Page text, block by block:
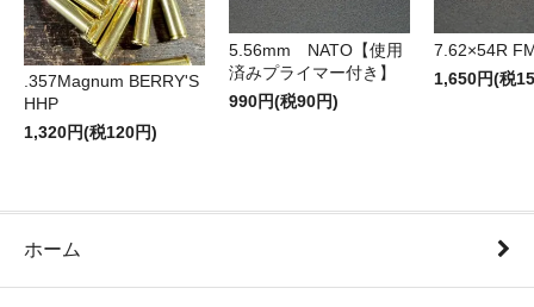
.357Magnum BERRY'S
HHP
1,320円(税120円)
5.56mm NATO【使用
済みプライマー付き】
990円(税90円)
7.62×54R
1,650円(税
ホーム